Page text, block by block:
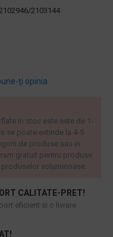
2103144
ţi opinia
CALITATE-PRET!
eficient si o livrare
in stoc este este de 1-
se poate extinde la 4-5
de produse sau in
gratuit pentru produse
produselor voluminoase.